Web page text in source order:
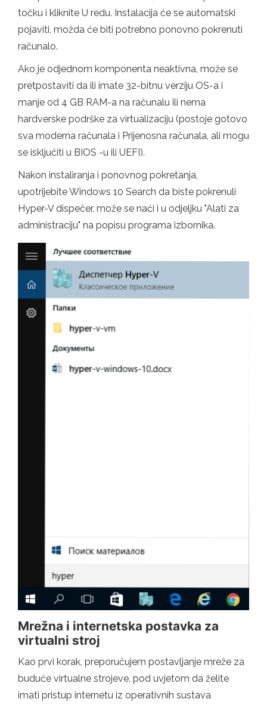
točku i kliknite U redu. Instalacija će se automatski
pojaviti, možda će biti potrebno ponovno pokrenuti
računalo.
Ako je odjednom komponenta neaktivna, može se
pretpostaviti da ili imate 32-bitnu verziju OS-a i
manje od 4 GB RAM-a na računalu ili nema
hardverske podrške za virtualizaciju (postoje gotovo
sva moderna računala i Prijenosna računala, ali mogu
se isključiti u BIOS -u ili UEFI).
Nakon instaliranja i ponovnog pokretanja,
upotrijebite Windows 10 Search da biste pokrenuli
Hyper-V dispečer, može se naći i u odjeljku "Alati za
administraciju" na popisu programa izbornika.
Mrežna i internetska postavka za
virtualni stroj
Kao prvi korak, preporučujem postavljanje mreže za
buduće virtualne strojeve, pod uvjetom da želite
imati pristup internetu iz operativnih sustava